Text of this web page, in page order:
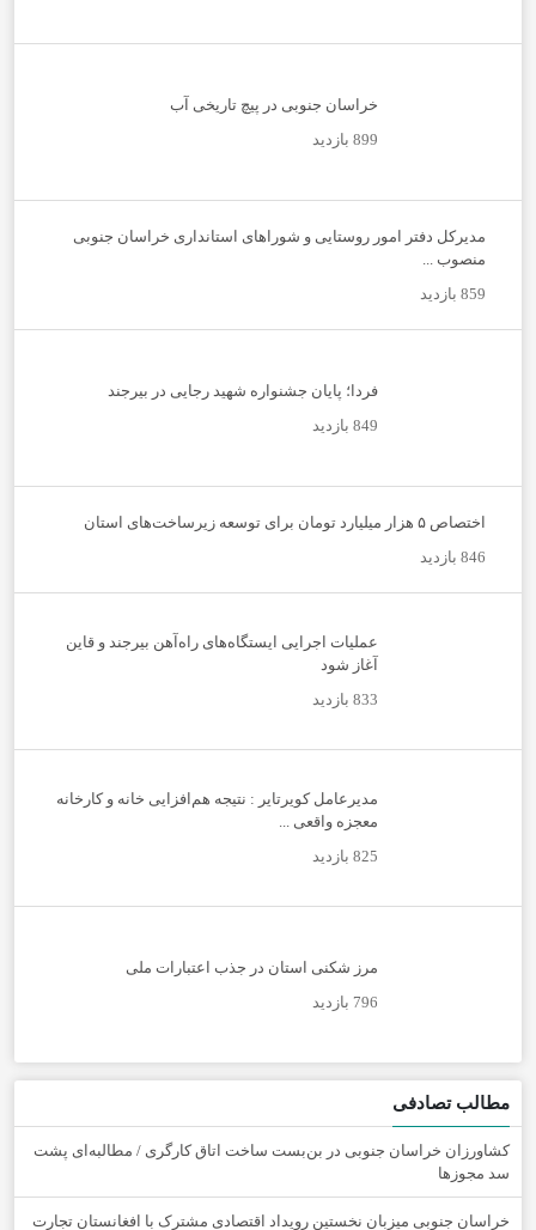
خراسان جنوبی در پیچ تاریخی آب
899 بازدید
مدیرکل دفتر امور روستایی و شوراهای استانداری خراسان جنوبی
منصوب ...
859 بازدید
فردا؛ پایان جشنواره شهید رجایی در بیرجند
849 بازدید
اختصاص ۵ هزار میلیارد تومان برای توسعه زیرساخت‌های استان
846 بازدید
عملیات اجرایی ایستگاه‌های راه‌آهن بیرجند و قاین
آغاز شود
833 بازدید
مدیرعامل کویرتایر : نتیجه هم‌افزایی خانه و کارخانه
معجزه واقعی ...
825 بازدید
مرز شکنی استان در جذب اعتبارات ملی
796 بازدید
مطالب تصادفی
کشاورزان خراسان جنوبی در بن‌بست ساخت اتاق کارگری / مطالبه‌ای پشت
سد مجوزها
خراسان جنوبی میزبان نخستین رویداد اقتصادی مشترک با افغانستان تجارت